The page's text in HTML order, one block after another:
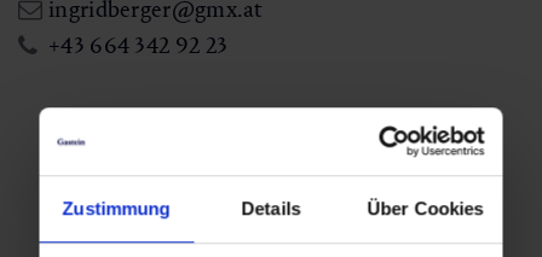
Zustimmung Details Über Cookies
ingridberger@gmx.at
+43 664 342 92 23
Weitere Veranstaltungstage
Do,
13.08.2026
Do,
20.08.2026